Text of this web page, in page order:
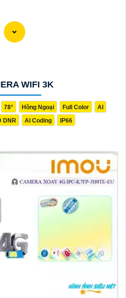
mới kết hợp cả công nghệ IP và
ảnh được truyền tải một cách sắc
có hỗ trợ tính năng Smart Hybrid
WIFI 3K
78° Hồng Ngoại Full Color
AI
DNR AI Coding IP66